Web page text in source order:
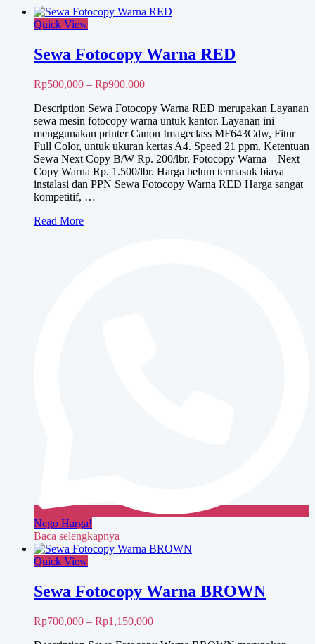
Quick View
Sewa Fotocopy Warna RED
Rp500,000 – Rp900,000Rentang
Rp500,000
hingga
Rp900,000
Description Sewa Fotocopy Warna RED merupakan Layanan
sewa mesin fotocopy warna untuk kantor. Layanan ini
menggunakan printer Canon Imageclass MF643Cdw, Fitur
Full Color, untuk ukuran kertas A4. Speed 21 ppm. Ketentuan
Sewa Next Copy B/W Rp. 200/lbr. Fotocopy Warna – Next
Copy Warna Rp. 1.500/lbr. Harga belum termasuk biaya
instalasi dan PPN Sewa Fotocopy Warna RED Harga sangat
kompetitif, …
Sewa
Read More
Nego Harga!
Baca selengkapnya
Quick View
Sewa Fotocopy Warna BROWN
Rp700,000 – Rp1,150,000Rentang